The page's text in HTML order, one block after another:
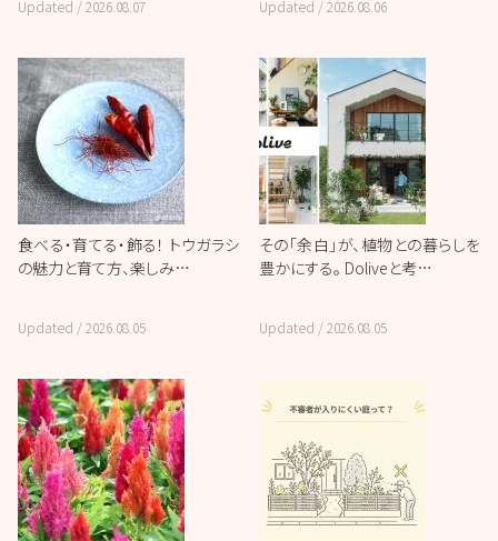
Updated /2026.08.07 Updated /2026.08.06
食べる・育てる・飾る！ トウガラシ
の魅力と育て方、楽しみ…
Updated /2026.08.05
その「余白」が、植物との暮らしを
豊かにする。 Doliveと考…
Updated /2026.08.05